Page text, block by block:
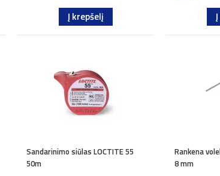
Į krepšelį
Sandarinimo siūlas LOCTITE 55
50m
Rankena
8 mm